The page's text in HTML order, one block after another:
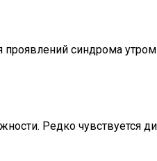
синдрома
Редко чувствуется